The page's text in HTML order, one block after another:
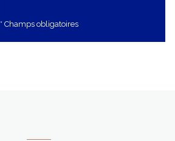
* Champs obligatoires